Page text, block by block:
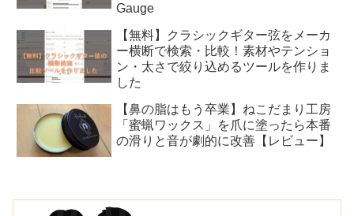
Gauge
【無料】クラシックギター弦をメーカ
ー横断で検索・比較！素材やテンショ
ン・太さで絞り込めるツールを作りま
した
【鼻の脂はもう卒業】ねこだまり工房
「蜜蝋ワックス」を爪に塗ったら本番
の滑りと音が劇的に改善【レビュー】